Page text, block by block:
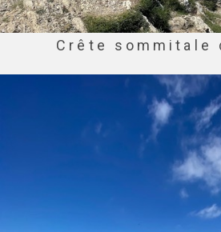
Crête sommitale